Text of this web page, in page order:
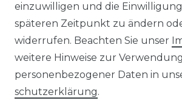
Impressum
AGB
einzuwilligen und die
späteren Zeitpunkt zu ändern
widerrufen. Beachten Sie unser
weitere Hinweise zur Verwendung
personenbezogener Daten in
schutz­erklärung.